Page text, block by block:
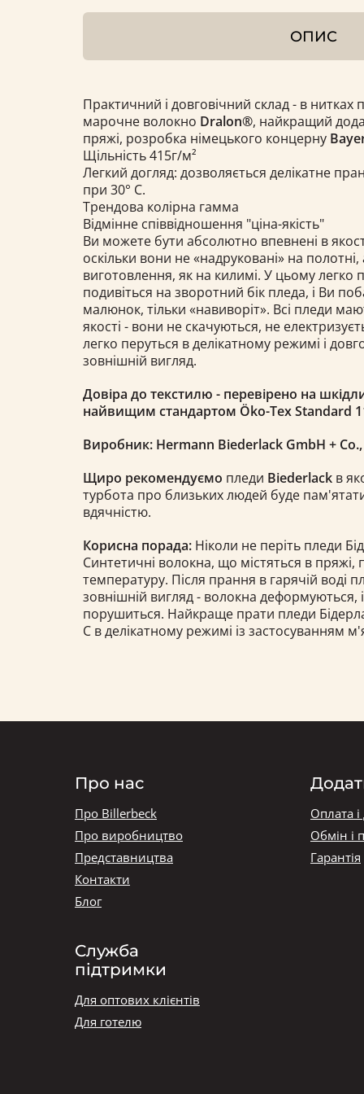
ОПИС
Практичний і довговічний склад - в нитках
марочне волокно Dralon®, найкращий
пряжі, розробка німецького концерну
Щільність 415г/м²
Легкий догляд: дозволяється делікатне
при 30° С.
Трендова колірна гамма
Відмінне співвідношення "ціна-якість"
Ви можете бути абсолютно впевнені в
оскільки вони не «надруковані» на полотні,
виготовлення, як на килимі. У цьому легко
подивіться на зворотний бік пледа, і Ви
малюнок, тільки «навиворіт». Всі пледи
якості - вони не скачуються, не
легко перуться в делікатному режимі і
зовнішній вигляд.
Довіра до текстилю - перевірено на
найвищим стандартом Öko-Tex Standard
Виробник: Hermann Biederlack GmbH +
Щиро рекомендуємо пледи Biederlack в
турбота про близьких людей буде
вдячністю.
Корисна порада: Ніколи не періть пледи
Синтетичні волокна, що містяться в пряжі,
температуру. Після прання в гарячій воді
зовнішній вигляд - волокна деформуються,
порушиться. Найкраще прати пледи
С в делікатному режимі із застосуванням
Про нас
Про Billerbeck
Про виробництво
Представництва
Контакти
Блог
Служба
підтримки
Для оптових клієнтів
Для готелю
Оплата і
Обмін і
Гарантія